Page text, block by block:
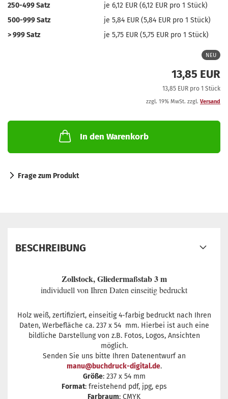
250-499 Satz
je 6,12 EUR (6,12 EUR pro 1 Stück)
500-999 Satz
je 5,84 EUR (5,84 EUR pro 1 Stück)
> 999 Satz
je 5,75 EUR (5,75 EUR pro 1 Stück)
NEU
13,85 EUR
13,85 EUR pro 1 Stück
zzgl. 19% MwSt. zzgl. Versand
In den Warenkorb
Frage zum Produkt
BESCHREIBUNG
Zollstock, Gliedermaßstab 3 m
individuell von Ihren Daten einseitig bedruckt
Holz weiß, zertifiziert, einseitig 4-farbig bedruckt nach Ihren
Daten, Werbefläche ca. 237 x 54 mm. Hierbei ist auch eine
bildliche Darstellung von z.B. Fotos, Logos, Ansichten
möglich.
Senden Sie uns bitte Ihren Datenentwurf an
manu@buchdruck-digital.de.
Größe: 237 x 54 mm
Format: freistehend pdf, jpg, eps
Farbraum: CMYK